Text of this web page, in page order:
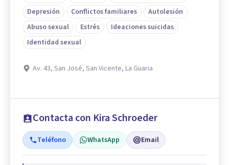
Depresión
Conflictos familiares
Autolesión
Abuso sexual
Estrés
Ideaciones suicidas
Identidad sexual
Av. 43, San José, San Vicente, La Guaria
Contacta con Kira Schroeder
Teléfono WhatsApp Email